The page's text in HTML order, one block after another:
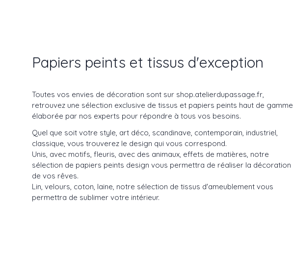
Papiers peints et tissus d'exception
Toutes vos envies de décoration sont sur shop.atelierdupassage.fr,
retrouvez une sélection exclusive de tissus et papiers peints haut de gamme
élaborée par nos experts pour répondre à tous vos besoins.
Quel que soit votre style, art déco, scandinave, contemporain, industriel,
classique, vous trouverez le design qui vous correspond.
Unis, avec motifs, fleuris, avec des animaux, effets de matières, notre
sélection de papiers peints design vous permettra de réaliser la décoration
de vos rêves.
Lin, velours, coton, laine, notre sélection de tissus d'ameublement vous
permettra de sublimer votre intérieur.